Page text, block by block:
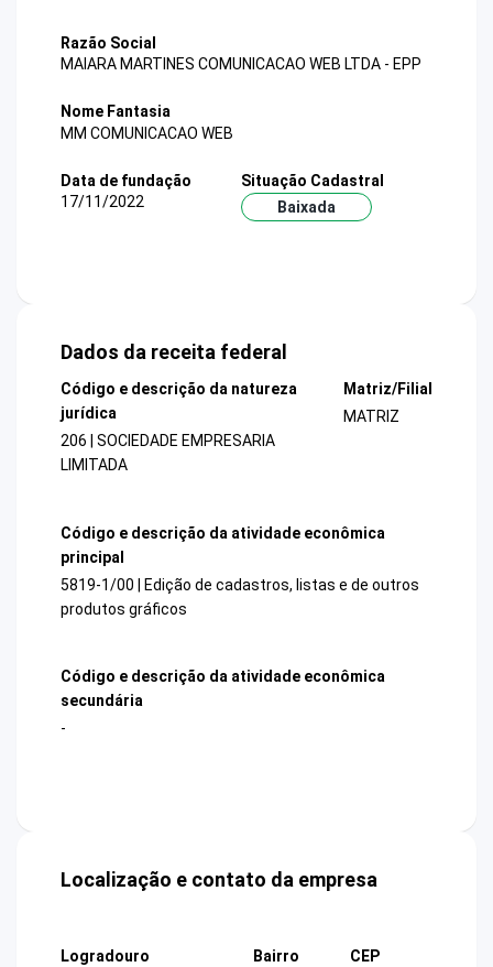
Razão Social
MAIARA MARTINES COMUNICACAO WEB LTDA - EPP
Nome Fantasia
MM COMUNICACAO WEB
Data de fundação
17/11/2022
Situação Cadastral
Baixada
Dados da receita federal
Código e descrição da natureza
jurídica
206 | SOCIEDADE EMPRESARIA
LIMITADA
Matriz/Filial
MATRIZ
Código e descrição da atividade econômica
principal
5819-1/00 | Edição de cadastros, listas e de outros
produtos gráficos
Código e descrição da atividade econômica
secundária
-
Localização e contato da empresa
Logradouro
Bairro
CEP